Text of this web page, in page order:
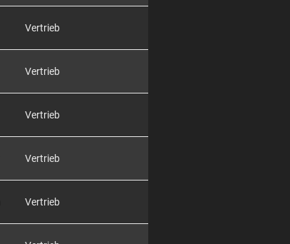
Vertrieb
Vertrieb
Vertrieb
Vertrieb
Vertrieb